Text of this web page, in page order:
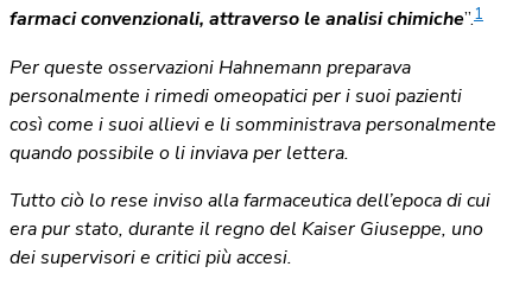
farmaci convenzionali, attraverso le analisi chimiche”.1
Per queste osservazioni Hahnemann preparava
personalmente i rimedi omeopatici per i suoi pazienti
così come i suoi allievi e li somministrava personalmente
quando possibile o li inviava per lettera.
Tutto ciò lo rese inviso alla farmaceutica dell’epoca di cui
era pur stato, durante il regno del Kaiser Giuseppe, uno
dei supervisori e critici più accesi.